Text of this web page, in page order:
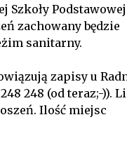
Szkoły
zachowany będzie
sanitarny.
zapisy u
248 (od teraz;-)).
Ilość miejsc